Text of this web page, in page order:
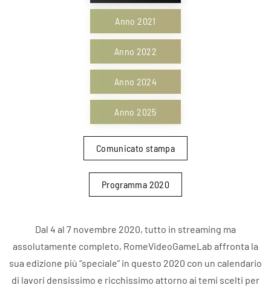
Anno 2021
Anno 2022
Anno 2024
Anno 2025
Comunicato stampa
Programma 2020
Dal 4 al 7 novembre 2020, tutto in streaming ma
assolutamente completo, RomeVideoGameLab affronta la
sua edizione più “speciale” in questo 2020 con un calendario
di lavori densissimo e ricchissimo attorno ai temi scelti per